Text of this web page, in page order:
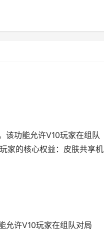
该功能允许V10玩家在组队
家的核心权益：皮肤共享机
允许V10玩家在组队对局